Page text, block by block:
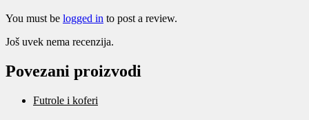
You must be logged in to post a review.
Još uvek nema recenzija.
Povezani proizvodi
Futrole i koferi